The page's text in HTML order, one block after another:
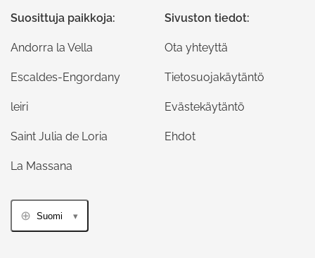
Suosittuja paikkoja:
Andorra la Vella
Escaldes-Engordany
leiri
Saint Julia de Loria
La Massana
Sivuston tiedot:
Ota yhteyttä
Tietosuojakäytäntö
Evästekäytäntö
Ehdot
Suomi